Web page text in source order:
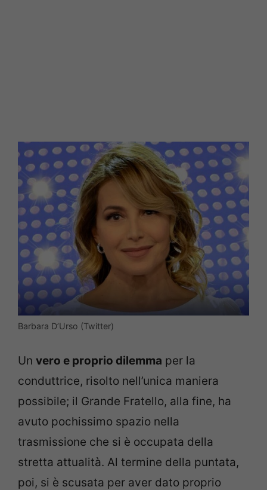
Barbara D’Urso (Twitter)
Un vero e proprio dilemma per la
conduttrice, risolto nell’unica maniera
possibile; il Grande Fratello, alla fine, ha
avuto pochissimo spazio nella
trasmissione che si è occupata della
stretta attualità. Al termine della puntata,
poi, si è scusata per aver dato proprio